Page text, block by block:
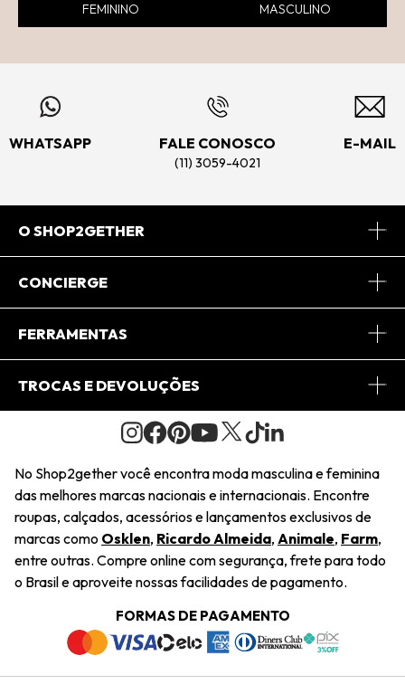
FEMININO MASCULINO
WHATSAPP FALE CONOSCO
(11) 3059-4021
E-MAIL
O SHOP2GETHER
Sobre Nós
Journal
Saiu na Mídia
Sustentabilidade
Navegando
Termos e Condições
Trabalhe Conosco
CONCIERGE
Central de Relacionamento
Regulamento e Promoções
FERRAMENTAS
Minha Conta
Pedido de Presente
Wishlist
TROCAS E DEVOLUÇÕES
Condições Gerais
Troca Fácil
Restituição de Pagamento
Dúvidas Frequentes
Termos e Condições
Política de Privacidade
No Shop2gether você encontra moda masculina e feminina
das melhores marcas nacionais e internacionais. Encontre
roupas, calçados, acessórios e lançamentos exclusivos de
marcas como Osklen, Ricardo Almeida, Animale, Farm,
entre outras. Compre online com segurança, frete para todo
o Brasil e aproveite nossas facilidades de pagamento.
FORMAS DE PAGAMENTO